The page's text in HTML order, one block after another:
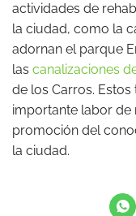
actividades de
la ciudad, como la
adornan el parque
las canalizaciones
de los Carros.
importante labor
promoción del
la ciudad.